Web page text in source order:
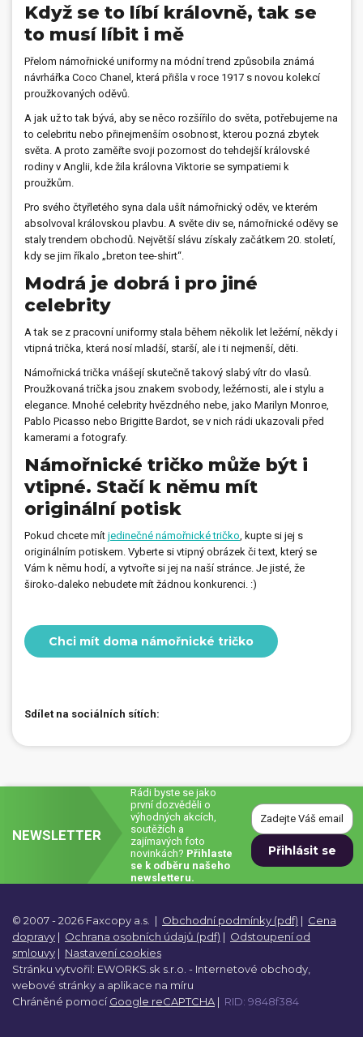
Když se to líbí královně, tak se
to musí líbit i mě
Přelom námořnické uniformy na módní trend způsobila známá
návrhářka Coco Chanel, která přišla v roce 1917 s novou kolekcí
proužkovaných oděvů.
A jak už to tak bývá, aby se něco rozšířilo do světa, potřebujeme na
to celebritu nebo přinejmenším osobnost, kterou pozná zbytek
světa. A proto zaměřte svoji pozornost do tehdejší královské
rodiny v Anglii, kde žila královna Viktorie se sympatiemi k
proužkům.
Pro svého čtyřletého syna dala ušít námořnický oděv, ve kterém
absolvoval královskou plavbu. A světe div se, námořnické oděvy se
staly trendem obchodů. Největší slávu získaly začátkem 20. století,
kdy se jim říkalo „breton tee-shirt“.
Modrá je dobrá i pro jiné
celebrity
A tak se z pracovní uniformy stala během několik let ležérní, někdy i
vtipná trička, která nosí mladší, starší, ale i ti nejmenší, děti.
Námořnická trička vnášejí skutečně takový slabý vítr do vlasů.
Proužkovaná trička jsou znakem svobody, ležérnosti, ale i stylu a
elegance. Mnohé celebrity hvězdného nebe, jako Marilyn Monroe,
Pablo Picasso nebo Brigitte Bardot, se v nich rádi ukazovali před
kamerami a fotografy.
Námořnické tričko může být i
vtipné. Stačí k němu mít
originální potisk
Pokud chcete mít jedinečné námořnické tričko , kupte si jej s
originálním potiskem. Vyberte si vtipný obrázek či text, který se
Vám k němu hodí, a vytvořte si jej na naší stránce. Je jisté, že
široko-daleko nebudete mít žádnou konkurenci. :)
Chci mít doma námořnické tričko
Sdílet na sociálních sítích:
NEWSLETTER
Rádi byste se jako
první dozvěděli o
výhodných akcích,
soutěžích a
zajímavých foto
novinkách? Přihlaste
se k odběru našeho
newsletteru.
© 2007 - 2026 Faxcopy a.s. | Obchodní podmínky (pdf) | Cena
dopravy | Ochrana osobních údajů (pdf) | Odstoupení od
smlouvy | Nastavení cookies
Stránku vytvořil: EWORKS.sk s.r.o. - Internetové obchody,
webové stránky a aplikace na míru
Chráněné pomocíGoogle reCAPTCHA | RID: 9848f384